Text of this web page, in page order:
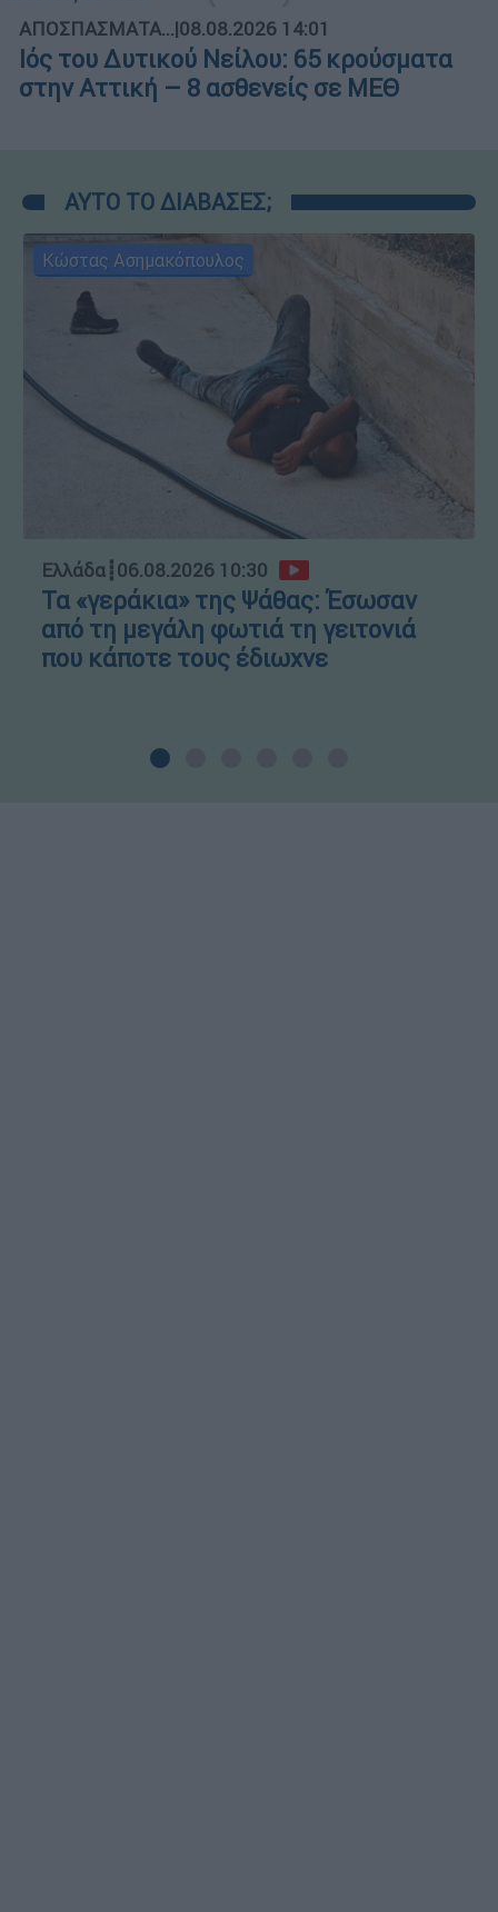
ΑΠΟΣΠΑΣΜΑΤΑ...|08.08.2026 14:01
Ιός του Δυτικού Νείλου: 65 κρούσματα
στην Αττική – 8 ασθενείς σε ΜΕΘ
ΑΥΤΟ ΤΟ ΔΙΑΒΑΣΕΣ;
Κώστας Ασημακόπουλος
Ελλάδα┋06.08.2026 10:30
Τα «γεράκια» της Ψάθας: Έσωσαν
από τη μεγάλη φωτιά τη γειτονιά
που κάποτε τους έδιωχνε